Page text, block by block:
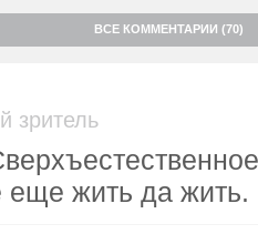
ВСЕ КОММЕНТАРИИ (70)
зритель
еще жить да жить.